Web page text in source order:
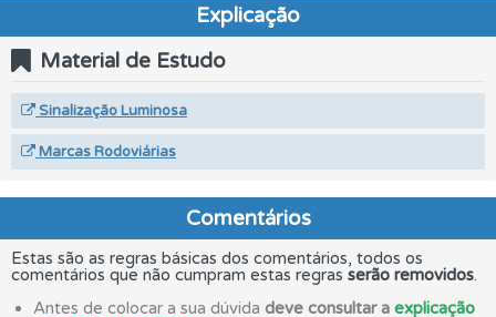
Explicação
Material de Estudo
Sinalização Luminosa
Marcas Rodoviárias
Comentários
Estas são as regras básicas dos comentários, todos os
comentários que não cumpram estas regras serão removidos.
Antes de colocar a sua dúvida deve consultar a explicação